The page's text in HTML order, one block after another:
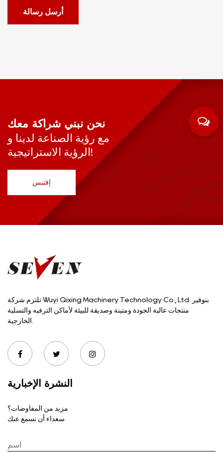
أرسل رسالة
نحن نبني شراكة معك
مع رؤية الصناعة لدينا و
الرؤية الاستراتيجية!
إقتبس
تلتزم شركة Wuyi Qixing Machinery Technology Co., Ltd. بتوفير
منتجات عالية الجودة ومتينة وصديقة للبيئة لأماكن الترفيه والتسلية
النشرة الإخبارية
مزيد من المفاوضات؟